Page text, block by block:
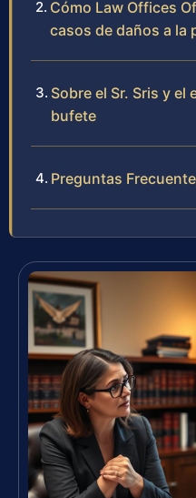
Cómo Law Offices
casos de daños a la
Sobre el Sr. Sris y el
bufete
Preguntas